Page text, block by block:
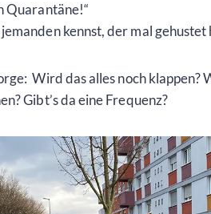
Quarantäne!“
kennst, der mal gehustet
Wird das alles noch klappen?
Gibt’s da eine Frequenz?